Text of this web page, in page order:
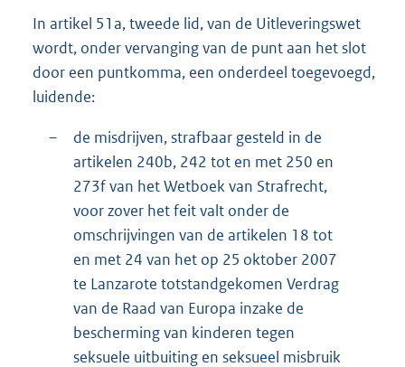
In artikel 51a, tweede lid, van de Uitleveringswet
wordt, onder vervanging van de punt aan het slot
door een puntkomma, een onderdeel toegevoegd,
luidende:
–
de misdrijven, strafbaar gesteld in de
artikelen 240b, 242 tot en met 250 en
273f van het Wetboek van Strafrecht,
voor zover het feit valt onder de
omschrijvingen van de artikelen 18 tot
en met 24 van het op 25 oktober 2007
te Lanzarote totstandgekomen Verdrag
van de Raad van Europa inzake de
bescherming van kinderen tegen
seksuele uitbuiting en seksueel misbruik